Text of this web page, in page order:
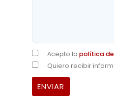
Acepto la política
Quiero recibir